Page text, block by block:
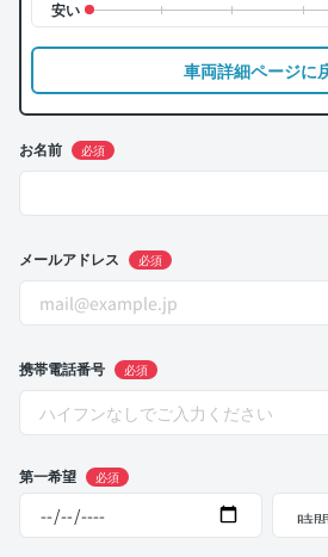
車両詳細ページに
お名前 必須
メールアドレス 必須
携帯電話番号 必須
第一希望 必須